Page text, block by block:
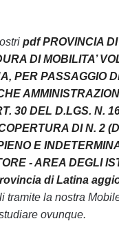
pdf PROVINCIA
DI MOBILITA’
PER PASSAGGIO
30 DEL D.LGS. N.
DI N. 2
E
- AREA DEGLI
di Latina
tramite la nostra
ovunque.